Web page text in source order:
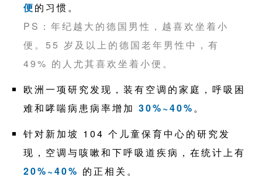
便的习惯。
PS：年纪越大的德国男性，越喜欢坐着小
便。55 岁及以上的德国老年男性中，有
49% 的人尤其喜欢坐着小便。
欧洲一项研究发现，装有空调的家庭，呼吸困
难和哮喘病患病率增加 30%~40%。
针对新加坡 104 个儿童保育中心的研究发
现，空调与咳嗽和下呼吸道疾病，在统计上有
20%~40% 的正相关。